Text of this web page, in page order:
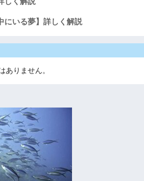
にいる夢】詳しく解説
ありません。